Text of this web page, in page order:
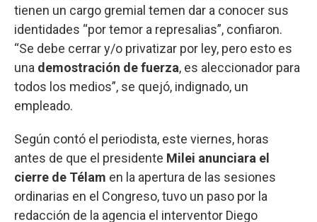
tienen un cargo gremial temen dar a conocer sus
identidades “por temor a represalias”, confiaron.
“Se debe cerrar y/o privatizar por ley, pero esto es
una demostración de fuerza, es aleccionador para
todos los medios”, se quejó, indignado, un
empleado.
Según contó el periodista, este viernes, horas
antes de que el presidente Milei anunciara el
cierre de Télam en la apertura de las sesiones
ordinarias en el Congreso, tuvo un paso por la
redacción de la agencia el interventor Diego